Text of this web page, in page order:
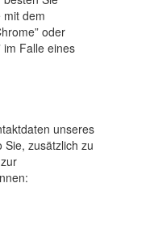
mit dem
oder
im Falle eines
unseres
zusätzlich zu